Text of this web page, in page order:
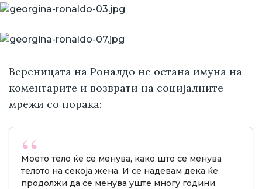
Вереницата на Роналдо не остана имуна на
коментарите и возврати на социјалните
мрежи со порака:
Моето тело ќе се менува, како што се менува
телото на секоја жена. И се надевам дека ќе
продолжи да се менува уште многу години,